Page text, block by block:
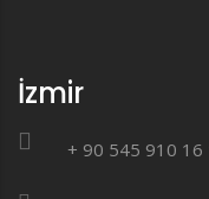
İzmir
+ 90 545 910 16